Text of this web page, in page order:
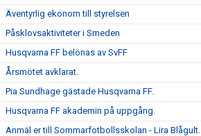
Äventyrlig ekonom till styrelsen
Påsklovsaktiviteter i Smeden
Husqvarna FF belönas av SvFF
Årsmötet avklarat.
Pia Sundhage gästade Husqvarna FF.
Husqvarna FF akademin på uppgång.
Anmäl er till Sommarfotbollsskolan - Lira Blågult.